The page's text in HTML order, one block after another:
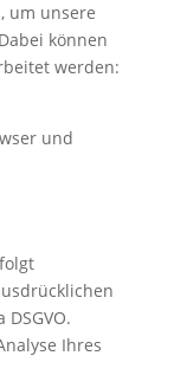
um unsere
können
werden:
und
Ihres